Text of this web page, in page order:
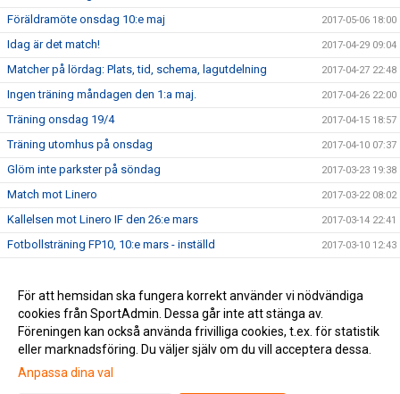
Föräldramöte onsdag 10:e maj 2017-05-06 18:00
Idag är det match! 2017-04-29 09:04
Matcher på lördag: Plats, tid, schema, lagutdelning 2017-04-27 22:48
Ingen träning måndagen den 1:a maj. 2017-04-26 22:00
Träning onsdag 19/4 2017-04-15 18:57
Träning utomhus på onsdag 2017-04-10 07:37
Glöm inte parkster på söndag 2017-03-23 19:38
Match mot Linero 2017-03-22 08:02
Kallelsen mot Linero IF den 26:e mars 2017-03-14 22:41
Fotbollsträning FP10, 10:e mars - inställd 2017-03-10 12:43
Välkomna till "Lilla Vikingacupen" 2017-02-04 15:04
Välkomna till FP10 nya webbsida! 2017-01-14 15:37
För att hemsidan ska fungera korrekt använder vi nödvändiga
cookies från SportAdmin. Dessa går inte att stänga av.
Föreningen kan också använda frivilliga cookies, t.ex. för statistik
eller marknadsföring. Du väljer själv om du vill acceptera dessa.
Anpassa dina val